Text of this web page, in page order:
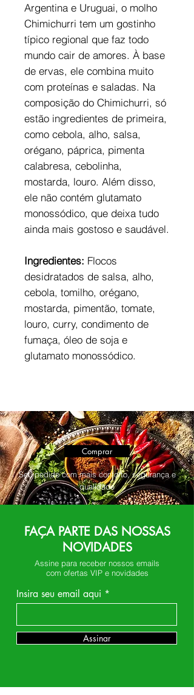
Argentina e Uruguai, o molho
Chimichurri tem um gostinho
típico regional que faz todo
mundo cair de amores. À base
de ervas, ele combina muito
com proteínas e saladas. Na
composição do Chimichurri, só
estão ingredientes de primeira,
como cebola, alho, salsa,
orégano, páprica, pimenta
calabresa, cebolinha,
mostarda, louro. Além disso,
ele não contém glutamato
monossódico, que deixa tudo
ainda mais gostoso e saudável.
Ingredientes: Flocos
desidratados de salsa, alho,
cebola, tomilho, orégano,
mostarda, pimentão, tomate,
louro, curry, condimento de
fumaça, óleo de soja e
glutamato monossódico.
Comprar
Seu pedido com mais conforto, segurança e
qualidade
FAÇA PARTE DAS NOSSAS
NOVIDADES
Assine para receber nossos emails
com ofertas VIP e novidades
Insira seu email aqui
Assinar